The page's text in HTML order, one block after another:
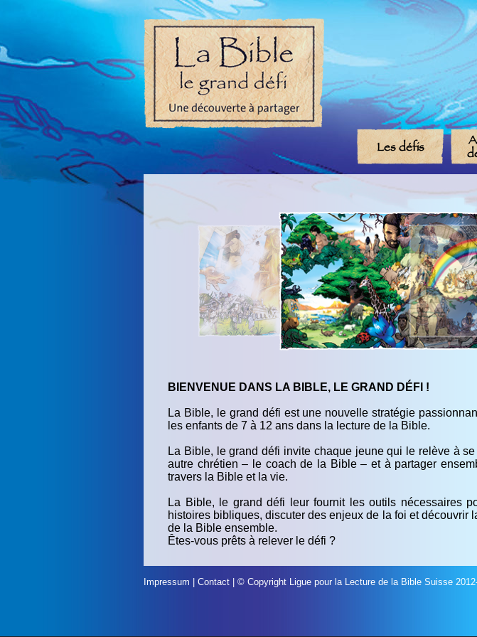
Les défis
BIENVENUE DANS LA BIBLE, LE GRAND DÉFI !
La Bible, le grand défi est une nouvelle stratégie
les enfants de 7 à 12 ans dans la lecture de la Bible.
La Bible, le grand défi invite chaque jeune qui le relève à se
autre chrétien – le coach de la Bible – et à partager
travers la Bible et la vie.
La Bible, le grand défi leur fournit les outils nécessaires
histoires bibliques, discuter des enjeux de la foi et découvrir
de la Bible ensemble.
Êtes-vous prêts à relever le défi ?
Impressum Contact | © Copyright Ligue pour la Lecture de la Bible Suisse